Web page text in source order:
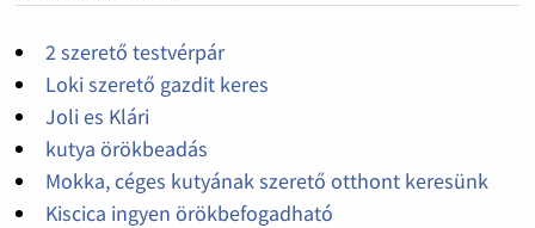
2 szerető testvérpár
Loki szerető gazdit keres
Joli es Klári
kutya örökbeadás
Mokka, céges kutyának szerető otthont keresünk
Kiscica ingyen örökbefogadható